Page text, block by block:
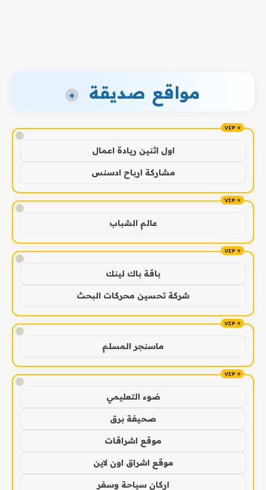
مواقع صديقة +
!
اول اثنين ريادة اعمال
مشاركة ارباح ادسنس
!
عالم الشباب
!
باقة باك لينك
شركة تحسين محركات البحث
!
ماسنجر المسلم
!
ضوء التعليمي
صحيفة برق
موقع اشراقات
موقع اشراق اون لاين
اركان سياحة وسفر